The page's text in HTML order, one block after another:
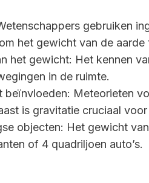
gebruiken
het gewicht van de aarde
het gewicht: Het kennen
in de ruimte.
beïnvloeden: Meteorieten
is gravitatie cruciaal
objecten: Het gewicht
of 4 quadriljoen auto’s.